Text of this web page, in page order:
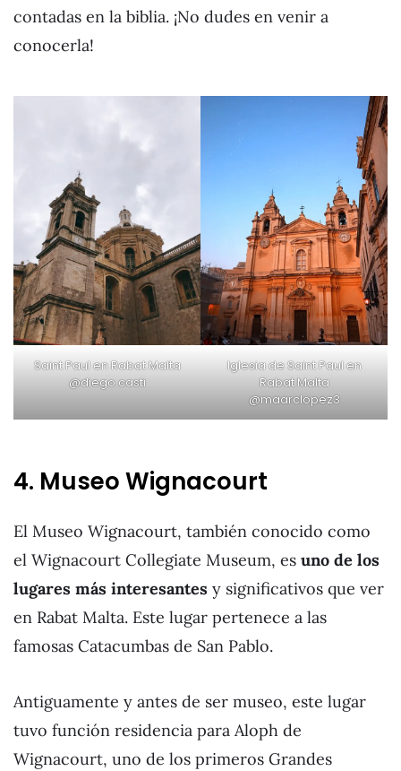
contadas en la biblia. ¡No dudes en venir a
conocerla!
Saint Paul en Rabat Malta
@diego.casti
Iglesia de Saint Paul en
Rabat Malta
@maarclopez3
4. Museo Wignacourt
El Museo Wignacourt, también conocido como
el Wignacourt Collegiate Museum, es uno de los
lugares más interesantes y significativos que ver
en Rabat Malta. Este lugar pertenece a las
famosas Catacumbas de San Pablo.
Antiguamente y antes de ser museo, este lugar
tuvo función residencia para Aloph de
Wignacourt, uno de los primeros Grandes